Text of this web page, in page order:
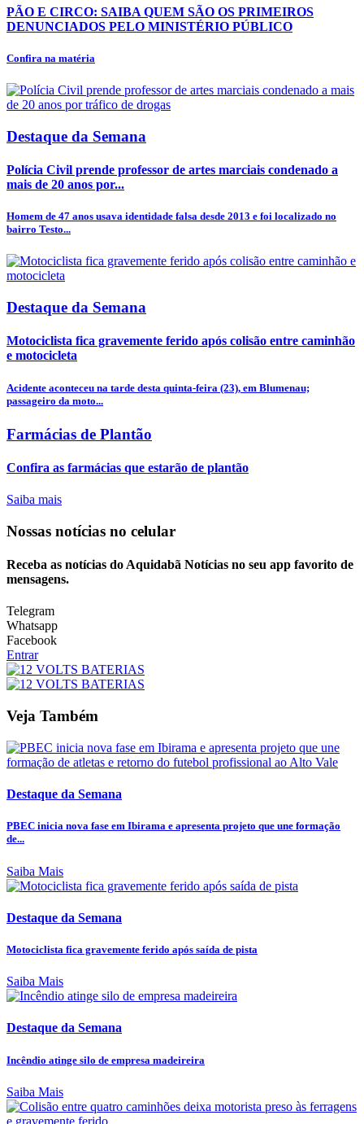
PÃO E CIRCO: SAIBA QUEM SÃO OS PRIMEIROS
DENUNCIADOS PELO MINISTÉRIO PÚBLICO
Confira na matéria
Destaque da Semana
Polícia Civil prende professor de artes marciais condenado a
mais de 20 anos por...
Homem de 47 anos usava identidade falsa desde 2013 e foi localizado no
bairro Testo...
Destaque da Semana
Motociclista fica gravemente ferido após colisão entre caminhão
e motocicleta
Acidente aconteceu na tarde desta quinta-feira (23), em Blumenau;
passageiro da moto...
Farmácias de Plantão
Confira as farmácias que estarão de plantão
Saiba mais
Nossas notícias no celular
Receba as notícias do Aquidabã Notícias no seu app favorito de
mensagens.
Telegram
Whatsapp
Facebook
Entrar
Veja Também
Destaque da Semana
PBEC inicia nova fase em Ibirama e apresenta projeto que une formação
de...
Saiba Mais
Destaque da Semana
Motociclista fica gravemente ferido após saída de pista
Saiba Mais
Destaque da Semana
Incêndio atinge silo de empresa madeireira
Saiba Mais